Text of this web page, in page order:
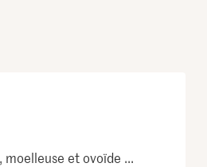
et ovoïde ...